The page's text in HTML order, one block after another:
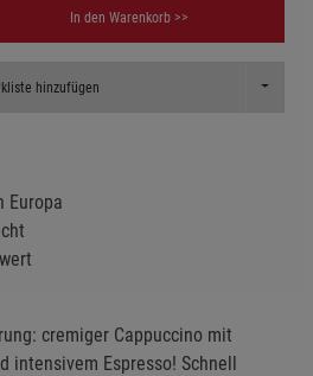
In den Warenkorb >>
hinzufügen Toggle
Europa
cremiger Cappuccino mit
intensivem Espresso! Schnell